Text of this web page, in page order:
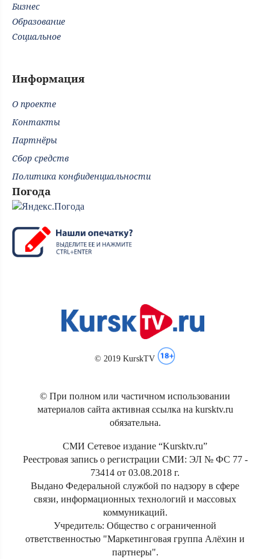
Бизнес
Образование
Социальное
Информация
О проекте
Контакты
Партнёры
Сбор средств
Политика конфиденциальности
Погода
© 2019 KurskTV
© При полном или частичном использовании
материалов сайта активная ссылка на kursktv.ru
обязательна.
СМИ Сетевое издание “Kursktv.ru”
Реестровая запись о регистрации СМИ: ЭЛ № ФС 77 -
73414 от 03.08.2018 г.
Выдано Федеральной службой по надзору в сфере
связи, информационных технологий и массовых
коммуникаций.
Учредитель: Общество с ограниченной
ответственностью "Маркетинговая группа Алёхин и
партнеры".